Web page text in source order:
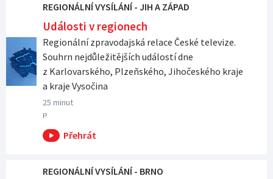
REGIONÁLNÍ VYSÍLÁNÍ - JIH A ZÁPAD
Události v regionech
Regionální zpravodajská relace České televize.
Souhrn nejdůležitějších událostí dne
z Karlovarského, Plzeňského, Jihočeského kraje
a kraje Vysočina
25 minut
P
REGIONÁLNÍ VYSÍLÁNÍ - BRNO